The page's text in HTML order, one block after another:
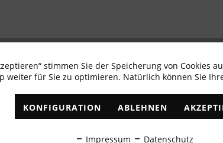
abonnieren & 10% -
✓ Exklusive Angebote ✓ Die aktuellsten
stimmen Sie der Speicherung von Cookies
weiter für Sie zu optimieren. Natürlich können Sie
KONFIGURATION ABLEHNEN
Impressum Datenschutz